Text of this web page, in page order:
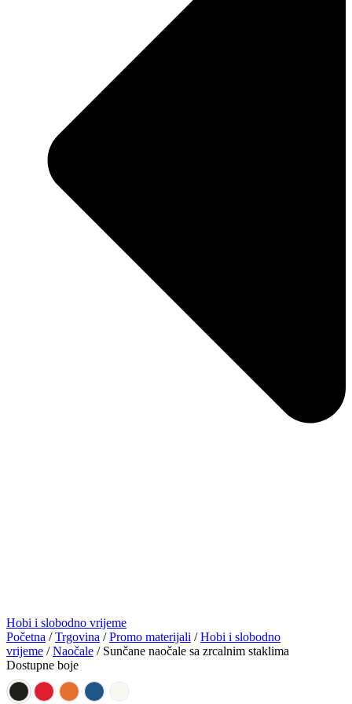
Hobi i slobodno vrijeme
Početna /Trgovina /Promo materijali /Hobi i slobodno
vrijeme /Naočale / Sunčane naočale sa zrcalnim staklima
Dostupne boje